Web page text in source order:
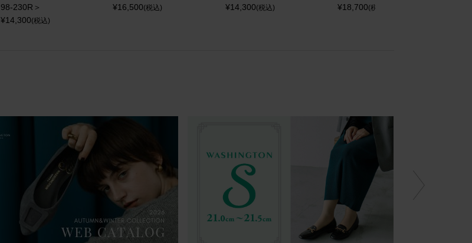
98-230R＞
¥14,300(税込)
¥16,500(税込)
¥14,300(税込)
¥18,700(税込)